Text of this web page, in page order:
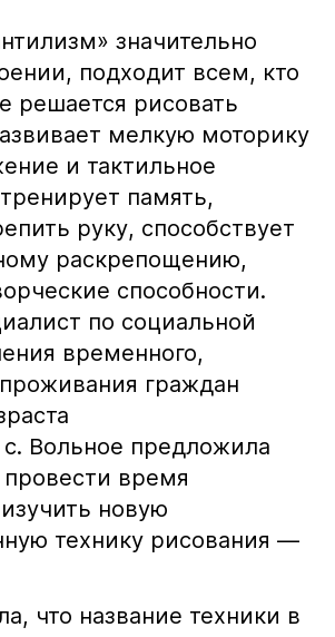
значительно
подходит всем, кто
решается рисовать
мелкую моторику
и тактильное
память,
руку, способствует
раскрепощению,
способности.
по социальной
временного,
граждан
Вольное предложила
время
новую
технику рисования —
что название техники в